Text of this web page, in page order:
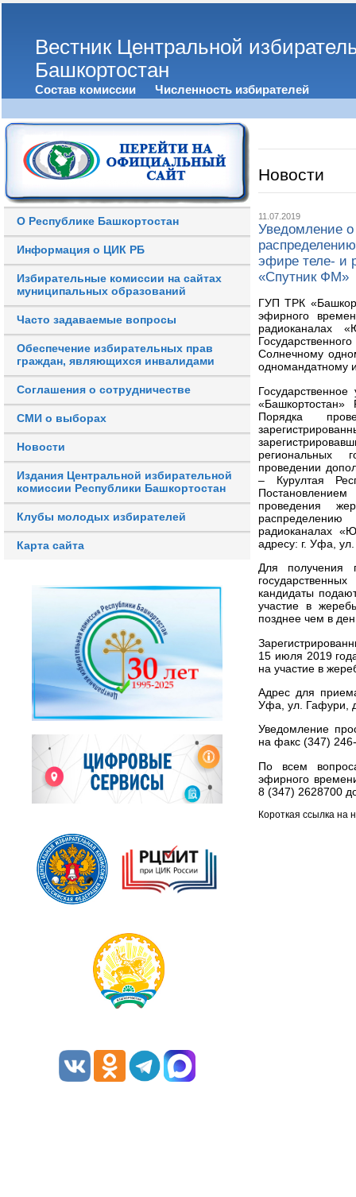
Вестник Центральной
Башкортостан
Состав комиссии Численность избирателей
О Республике Башкортостан
Информация о ЦИК РБ
Избирательные комиссии на сайтах
муниципальных образований
Часто задаваемые вопросы
Обеспечение избирательных прав
граждан, являющихся инвалидами
Соглашения о сотрудничестве
СМИ о выборах
Новости
Издания Центральной избирательной
комиссии Республики Башкортостан
Клубы молодых избирателей
Карта сайта
Новости
11.07.2019
Уведомление
эфире теле- и
«Спутник ФМ»
ГУП ТРК
эфирного
радиоканалах
Солнечному
одномандатному
«Башкортостан»
Порядка
региональных
проведении
– Курултая
проведения
радиоканалах
адресу: г. Уфа,
Для получения
кандидаты
участие в
позднее чем в
15 июля 2019
на участие в
Адрес для
Уфа, ул.
Уведомление
на факс (347)
По всем
эфирного
8 (347) 2628700
Короткая ссылка на